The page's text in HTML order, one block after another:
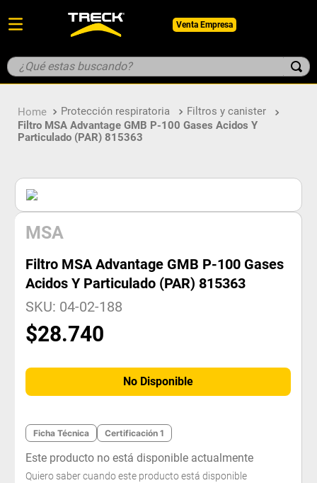
Venta Empresa
¿Qué estas buscando?
Protección respiratoria
Filtros y canister
Filtro MSA Advantage GMB P-100 Gases Acidos Y
Particulado (PAR) 815363
MSA
Filtro MSA Advantage GMB P-100 Gases
Acidos Y Particulado (PAR) 815363
SKU: 04-02-188
$28.740
No Disponible
Ficha Técnica Certificación 1
Este producto no está disponible actualmente
Quiero saber cuando este producto está disponible
1. botin
2.
5. casco